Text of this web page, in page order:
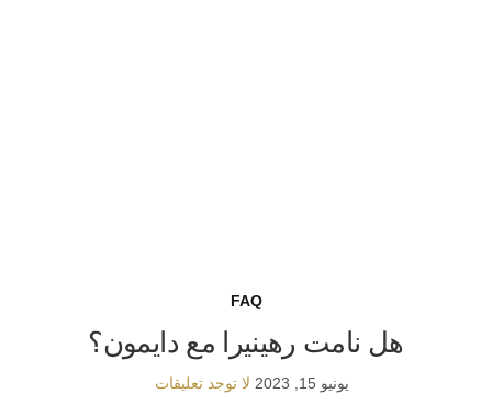
FAQ
هل نامت رهينيرا مع دايمون؟
يونيو 15, 2023 لا توجد تعليقات